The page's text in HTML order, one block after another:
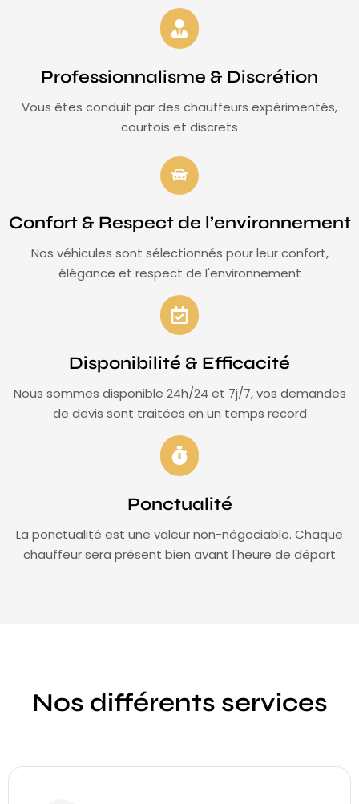
Professionnalisme & Discrétion
Vous êtes conduit par des chauffeurs expérimentés,
courtois et discrets
Confort & Respect de l’environnement
Nos véhicules sont sélectionnés pour leur confort,
élégance et respect de l'environnement
Disponibilité & Efficacité
Nous sommes disponible 24h/24 et 7j/7, vos demandes
de devis sont traitées en un temps record
Ponctualité
La ponctualité est une valeur non-négociable. Chaque
chauffeur sera présent bien avant l'heure de départ
Nos différents services